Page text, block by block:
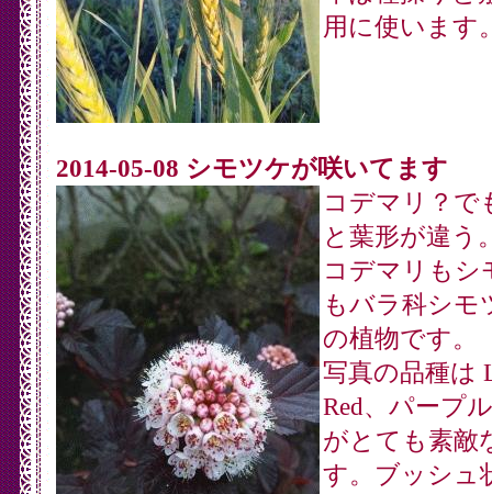
用に使います
2014-05-08 シモツケが咲いてます
コデマリ？で
と葉形が違う
コデマリもシ
もバラ科シモ
の植物です。
写真の品種は
Red、パープ
がとても素敵
す。ブッシュ